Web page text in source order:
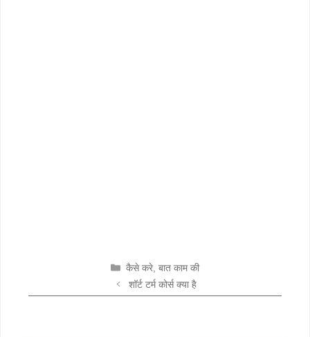
CATEGORIES
कैसे करे, बात काम की
शॉर्ट टर्म कोर्स क्या है